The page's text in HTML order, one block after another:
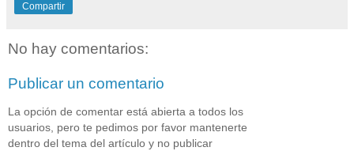
Compartir
No hay comentarios:
Publicar un comentario
La opción de comentar está abierta a todos los
usuarios, pero te pedimos por favor mantenerte
dentro del tema del artículo y no publicar